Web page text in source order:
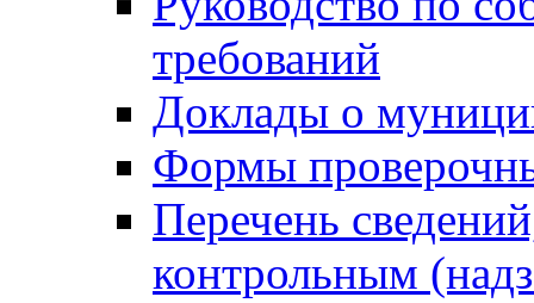
требований
Доклады о
Формы
Перечень
контрольным